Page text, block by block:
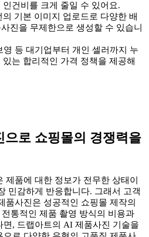
건비를 크게 줄일 수 있어요.
의 기본 이미지 업로드로 다양한 배
진을 무제한으로 생성할 수 있습니
영 등 대기업부터 개인 셀러까지 누
는 합리적인 가격 정책을 제공해
으로 쇼핑몰의 경쟁력을
제품에 대한 정보가 전무한 상태이
민감하게 반응합니다. 그래서 고객
품사진은 성공적인 쇼핑몰 제작의
통적인 제품 촬영 방식의 비용과
, 드랩아트의 AI 제품사진 기술을